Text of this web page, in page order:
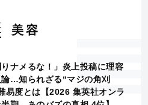
美容
りナメるな！」炎上投稿に理容
論…知られざる“マジの角刈
易度とは【2026 集英社オンラ